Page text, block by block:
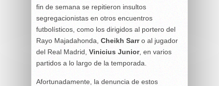
fin de semana se repitieron insultos
segregacionistas en otros encuentros
futbolísticos, como los dirigidos al portero del
Rayo Majadahonda, Cheikh Sarro al jugador
del Real Madrid, Vinicius Junior, en varios
partidos a lo largo de la temporada.
Afortunadamente, la denuncia de estos